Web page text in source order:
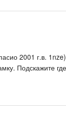
2001 г.в.
Подскажите